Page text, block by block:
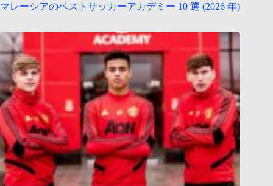
マレーシアのベストサッカーアカデミー 10 選 (2026 年)